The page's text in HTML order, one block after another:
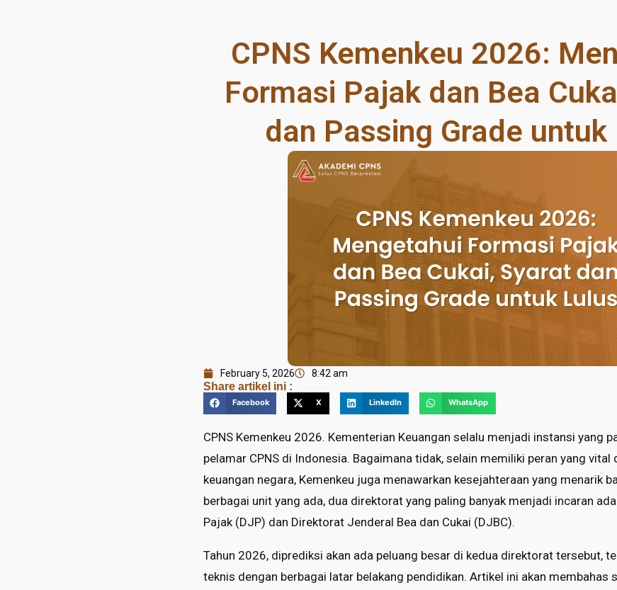
CPNS Kemenkeu 2026:
Formasi Pajak dan Bea
dan Passing Grade untuk
February 5, 2026 8:42 am
Share artikel ini :
Facebook X LinkedIn WhatsApp
CPNS Kemenkeu 2026. Kementerian Keuangan selalu menjadi instansi yang
pelamar CPNS di Indonesia. Bagaimana tidak, selain memiliki peran yang vital
keuangan negara, Kemenkeu juga menawarkan kesejahteraan yang menarik
berbagai unit yang ada, dua direktorat yang paling banyak menjadi incaran
Pajak (DJP) dan Direktorat Jenderal Bea dan Cukai (DJBC).
Tahun 2026, diprediksi akan ada peluang besar di kedua direktorat tersebut,
teknis dengan berbagai latar belakang pendidikan. Artikel ini akan membahas